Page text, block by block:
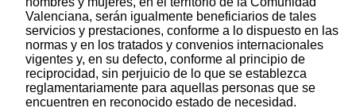
Valenciana, serán igualmente beneficiarios de tales
servicios y prestaciones, conforme a lo dispuesto en las
normas y en los tratados y convenios internacionales
vigentes y, en su defecto, conforme al principio de
reciprocidad, sin perjuicio de lo que se establezca
reglamentariamente para aquellas personas que se
encuentren en reconocido estado de necesidad.